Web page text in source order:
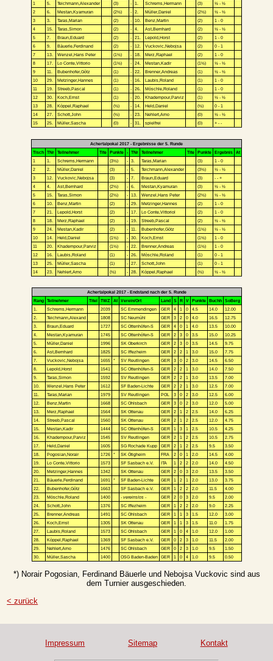
1
5. Teichmann,Alexander (3) - 1. Schrems,Hermann (3)
½ - ½
2
6. Mestan,Kyamuran (2½) - 2. Müller,Daniel (2½)
½ - ½
3
3. Taras,Marian (2) - 10. Benz,Martin (2)
1 - 0
4
15. Taras,Simon (2) - 4. Ast,Bernhard (2)
½ - ½
5
7. Braun,Eduard (2) - 21. Lepold,Horst (2)
1 - 0
6
9. Bäuerle,Ferdinand (2) - 12. Vuckovic,Nebojsa (2)
0 - 1
7
13. Wenzel,Hans Peter (1½) - 18. Merz,Raphael (2)
1 - 0
8
17. Lo Conte,Vittorio (1½) - 24. Mestan,Kadir (1½)
½ - ½
9
11. Bubenhofer,Götz (1) - 22. Brenner,Andreas (1)
½ - ½
10
29. Metzinger,Hannes (1) - 16. Laubis,Roland (1)
1 - 0
11
19. Streeb,Pascal (1) - 26. Möschle,Roland (1)
1 - 0
12
30. Koch,Ernst (1) - 20. Khadempour,Parviz (1)
½ - ½
13
28. Köppel,Raphael (½) - 14. Held,Daniel (½)
0 - 1
14
27. Schott,John (½) - 23. Nehlert,Arno (0)
½ - ½
15
25. Müller,Sascha (0) - 31. spielfrei (0) + - -
Achertalpokal 2017 - Ergebnisse der 5. Runde
Tisch TNr Teilnehmer Tite Punkte - TNr Teilnehmer Tite Punkte Ergebnis At
1
1. Schrems,Hermann (3½) - 3. Taras,Marian (3)
1 - 0
2
2. Müller,Daniel (3) - 5. Teichmann,Alexander (3½)
½ - ½
3
12. Vuckovic,Nebojsa (3) - 7. Braun,Eduard (3)
- - +
4
4. Ast,Bernhard (2½) - 6. Mestan,Kyamuran (3)
½ - ½
5
15. Taras,Simon (2½) - 13. Wenzel,Hans Peter (2½)
½ - ½
6
10. Benz,Martin (2) - 29. Metzinger,Hannes (2)
1 - 0
7
21. Lepold,Horst (2) - 17. Lo Conte,Vittoriol (2)
1 - 0
8
18. Merz,Raphael (2) - 19. Streeb,Pascal (2)
½ - ½
9
24. Mestan,Kadir (2) - 11. Bubenhofer,Götz (1½)
½ - ½
10
14. Held,Daniel (1½) - 30. Koch,Ernst (1½)
1 - 0
11
20. Khadempour,Parviz (1½) - 22. Brenner,Andreas (1½)
1 - 0
12
16. Laubis,Roland (1) - 26. Möschle,Roland (1)
0 - 1
13
25. Müller,Sascha (1) - 27. Schott,John (1)
0 - 1
14
23. Nehlert,Arno (½) - 28. Köppel,Raphael (½) ½ - ½
Achertalpokal 2017 - Endstand nach der 5. Runde
Rang
Teilnehmer Titel TWZ At Verein/Ort Land S R V Punkte Buchh
SoBerg
1.
Schrems,Hermann 2039 SC Emmendingen GER 4 1 0 4.5 14.0
12.00
2.
Teichmann,Alexand 1808 SC Neumühl GER 3 2 0 4.0 16.5
12.75
3.
Braun,Eduard 1727 SC Ottenhöfen-S GER 4 0 1 4.0 13.5
10.00
4.
Mestan,Kyamuran 1745 SC Ottenhöfen-S GER 2 3 0 3.5 15.0
10.25
5.
Müller,Daniel 1996 SK Oberkirch GER 2 3 0 3.5 14.5
9.75
6.
Ast,Bernhard 1825 SC Iffezheim GER 2 2 1 3.0 15.0
7.75
7.
Vuckovic,Nebojsa 1655 * SV Reutlingen GER 3 0 2 3.0 14.5
6.50
8.
Lepold,Horst 1541 SC Ottenhöfen-S GER 2 2 1 3.0 14.0
7.50
9.
Taras,Simon 1592 SV Reutlingen GER 2 2 1 3.0 13.5
7.00
10.
Wenzel,Hans Peter 1612 SF Baden-Lichte GER 2 2 1 3.0 12.5
7.00
11.
Taras,Marian 1979 SV Reutlingen POL 3 0 2 3.0 12.5
6.00
12.
Benz,Martin 1668 SC Ohlsbach GER 3 0 2 3.0 12.0
5.00
13.
Merz,Raphael 1564 SK Ottenau GER 2 1 2 2.5 14.0
6.25
14.
Streeb,Pascal 1560 SK Ottenau GER 2 1 2 2.5 12.0
4.75
15.
Mestan,Kadir 1444 SC Ottenhöfen-S GER 1 3 1 2.5 10.5
4.25
16.
Khadempour,Parviz 1545 SV Reutlingen GER 2 1 2 2.5 10.5
2.75
17.
Held,Daniel 1605 SG Rochade Kupp GER 2 1 2 2.5 9.5
3.50
18.
Pogosian,Norair 1726 * SK Ötigheim FRA 2 0 1 2.0 14.5
4.00
19.
Lo Conte,Vittorio 1573 SF Sasbach e.V. ITA 1 2 2 2.0 14.0
4.50
20.
Metzinger,Hannes 1342 SK Ottenau GER 2 0 3 2.0 13.5
3.50
21.
Bäuerle,Ferdinand 1691 * SF Baden-Lichte GER 1 2 1 2.0 13.0
3.75
22.
Bubenhofer,Götz 1663 SF Sasbach e.V. GER 1 2 2 2.0 11.5
4.00
23.
Möschle,Roland 1400 - vereinslos - GER 2 0 3 2.0 9.5
2.00
24.
Schott,John 1376 SC Iffezheim GER 1 2 2 2.0 9.0
2.25
25.
Brenner,Andreas 1491 SC Ohlsbach GER 1 1 3 1.5 12.0
3.00
26.
Koch,Ernst 1305 SK Ottenau GER 1 1 3 1.5 11.0
1.75
27.
Laubis,Roland 1573 SC Ohlsbach GER 1 0 4 1.0 12.0
1.00
28.
Köppel,Raphael 1369 SF Sasbach e.V. GER 0 2 3 1.0 11.5
2.00
29.
Nehlert,Arno 1476 SC Ohlsbach GER 0 2 3 1.0 9.5
1.50
30.
Müller,Sascha 1400 OSG Baden-Baden GER 1 0 4 1.0 9.5 0.50
*) Norair Pogosian, Ferdinand Bäuerle und Nebojsa Vuckovic sind aus
dem Turnier ausgeschieden.
< zurück
Impressum Sitemap Kontakt